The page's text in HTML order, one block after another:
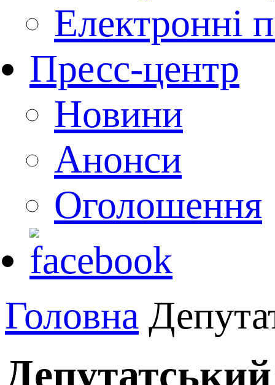
Електронні
Пресс-центр
Новини
Анонси
Оголошення
Головна